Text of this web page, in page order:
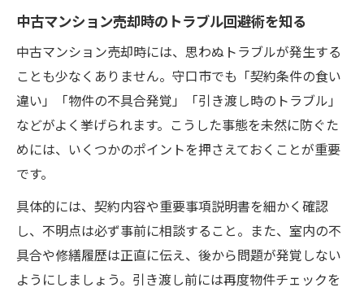
中古マンション売却時のトラブル回避術を知る
中古マンション売却時には、思わぬトラブルが発生する
ことも少なくありません。守口市でも「契約条件の食い
違い」「物件の不具合発覚」「引き渡し時のトラブル」
などがよく挙げられます。こうした事態を未然に防ぐた
めには、いくつかのポイントを押さえておくことが重要
です。
具体的には、契約内容や重要事項説明書を細かく確認
し、不明点は必ず事前に相談すること。また、室内の不
具合や修繕履歴は正直に伝え、後から問題が発覚しない
ようにしましょう。引き渡し前には再度物件チェックを